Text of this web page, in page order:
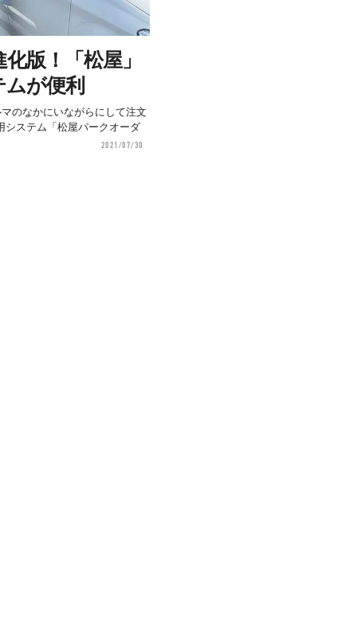
版！「松屋」
が便利
のなかにいながらにして注文
システム「松屋パークオーダ
2021/07/30